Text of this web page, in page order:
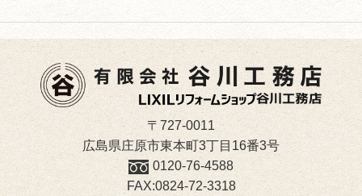
〒727-0011
広島県庄原市東本町3丁目16番3号
0120-76-4588
FAX:0824-72-3318